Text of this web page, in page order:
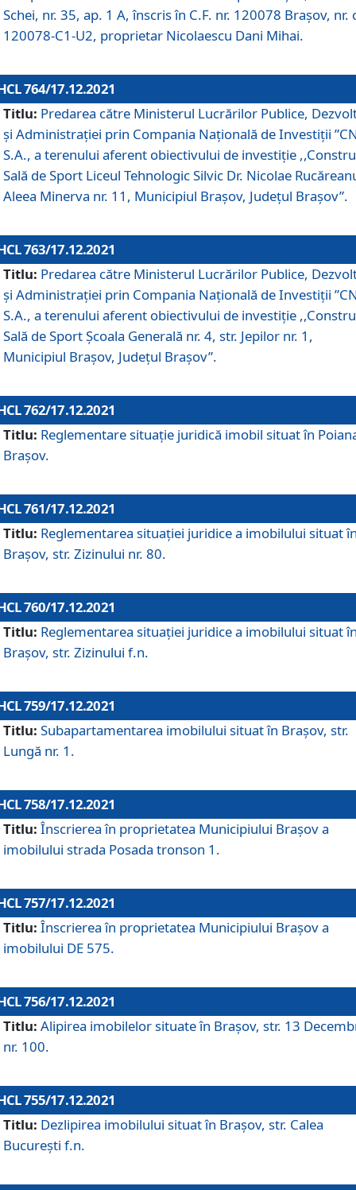
Schei, nr. 35, ap. 1 A, înscris în C.F. nr. 120078 Brașov, nr.
120078-C1-U2, proprietar Nicolaescu Dani Mihai.
764/17.12.2021
Titlu: Predarea către Ministerul Lucrărilor Publice,
și Administrației prin Compania Naţională de Investiţii
S.A., a terenului aferent obiectivului de investiţie
Sală de Sport Liceul Tehnologic Silvic Dr. Nicolae
Aleea Minerva nr. 11, Municipiul Brașov, Județul Brașov”.
763/17.12.2021
Titlu: Predarea către Ministerul Lucrărilor Publice,
și Administrației prin Compania Naţională de Investiţii
S.A., a terenului aferent obiectivului de investiție
Sală de Sport Școala Generală nr. 4, str. Jepilor nr. 1,
Municipiul Brașov, Județul Brașov”.
762/17.12.2021
Titlu: Reglementare situație juridică imobil situat în
Brașov.
761/17.12.2021
Titlu: Reglementarea situației juridice a imobilului situat
Brașov, str. Zizinului nr. 80.
760/17.12.2021
Titlu: Reglementarea situației juridice a imobilului situat
Brașov, str. Zizinului f.n.
759/17.12.2021
Titlu: Subapartamentarea imobilului situat în Brașov, str.
Lungă nr. 1.
758/17.12.2021
Titlu: Înscrierea în proprietatea Municipiului Brașov a
imobilului strada Posada tronson 1.
757/17.12.2021
Titlu: Înscrierea în proprietatea Municipiului Brașov a
imobilului DE 575.
756/17.12.2021
Titlu: Alipirea imobilelor situate în Brașov, str. 13
nr. 100.
755/17.12.2021
Titlu: Dezlipirea imobilului situat în Brașov, str. Calea
București f.n.